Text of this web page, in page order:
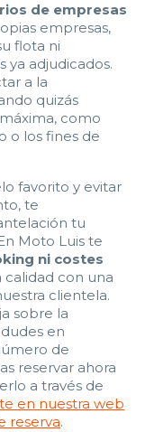
de empresas
empresas,
flota ni
ya adjudicados.
a la
quizás
como
o los fines de
favorito y evitar
te
tu
Moto Luis te
ni costes
calidad con una
clientela.
sobre la
en
de
reservar ahora
a través de
en nuestra web
reserva.